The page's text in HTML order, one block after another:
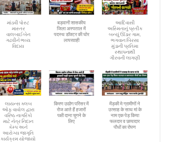
માંડવી પોસ્ટ
માસ્તર
વાલબાઈબેન
ગઢવીને ભવ્ય
વિદાય
बड़वानी शासकीय
जिला अस्पताल में
पदस्थ डॉक्टर की घोर
लापरवाही
આદિવાસી
અસ્મિતાનું પ્રતીક
બન્યું ઊંડાર ગામ,
ભગવાન બિરસા
મુંડાની પ્રતિમા
સ્થાપનાથી
ગૌરવની લાગણી
લાયન્સ ક્લબ
ઓફ વાવોલ દ્વારા
વરિષ્ઠ નાગરિકો
માટે નેત્ર નિદાન
કેમ્પ અને
આરોગ્ય જાગૃતિ
કાર્યક્રમ યોજાયો
किरण उद्योग परिसर में
रोज आते हैं हजारों
पक्षी दाना चुगने के
लिए
मेंड़की मे ग्रामीणों ने
उत्साह के साथ मां के
नाम एक पेड़ किया
फलदार व छायादार
पौधों का रोपण